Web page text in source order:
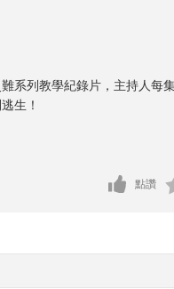
系列教學紀錄片，主持人每
生！
點讚